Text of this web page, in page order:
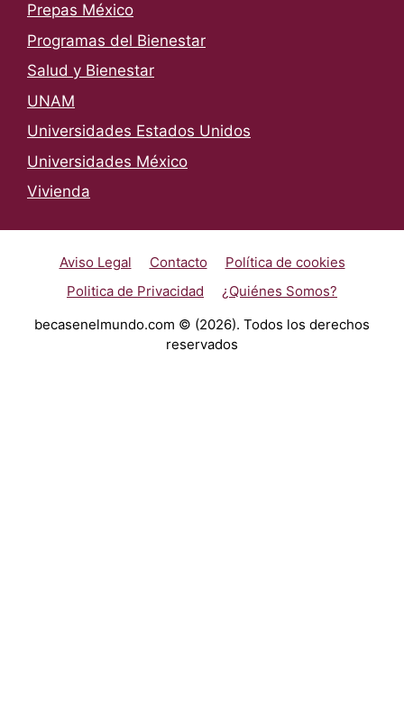
Prepas México
Programas del Bienestar
Salud y Bienestar
UNAM
Universidades Estados Unidos
Universidades México
Vivienda
Aviso Legal Contacto
Política de cookies
Politica de Privacidad
¿Quiénes Somos?
becasenelmundo.com © (2026). Todos los derechos
reservados